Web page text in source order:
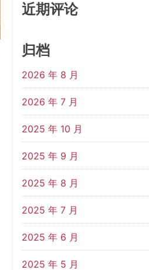
近期评论
归档
2026 年 8 月
2026 年 7 月
2025 年 10 月
2025 年 9 月
2025 年 8 月
2025 年 7 月
2025 年 6 月
2025 年 5 月